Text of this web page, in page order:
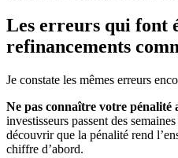
Les erreurs qui font
refinancements
Je constate les mêmes erreurs
Ne pas connaître votre pénalité
investisseurs passent des
découvrir que la pénalité rend
chiffre d’abord.